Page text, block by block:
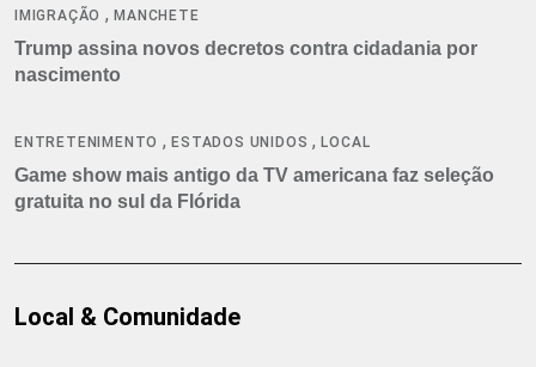
IMIGRAÇÃO ,MANCHETE
Trump assina novos decretos contra cidadania por
nascimento
ENTRETENIMENTO ,ESTADOS UNIDOS ,LOCAL
Game show mais antigo da TV americana faz seleção
gratuita no sul da Flórida
Local & Comunidade